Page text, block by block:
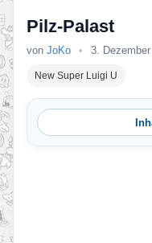
Pilz-Palast
von JoKo • 3.
New Super Luigi U